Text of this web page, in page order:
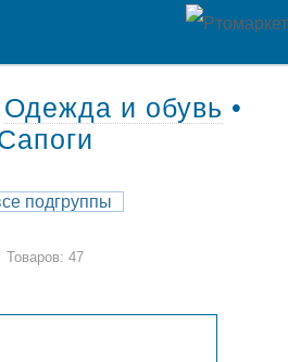
Одежда и обувь •
подгруппы
Товаров: 47